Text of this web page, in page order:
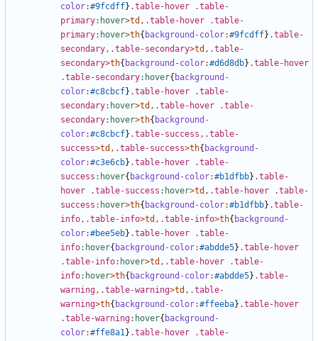
color:#9fcdff} .table-hover
.table-
primary:hover>td , .table-hover
.table-
primary:hover>th{ background-color:#9fcdff} .table-
secondary, .table-secondary>td , .table-
secondary>th{ background-color:#d6d8db} .table-hover
.table-secondary:hover{ background-
color:#c8cbcf} .table-hover
.table-
secondary:hover>td , .table-hover
.table-
secondary:hover>th{ background-
color:#c8cbcf} .table-success , .table-
success>td , .table-success>th{ background-
color:#c3e6cb} .table-hover
.table-
success :hover{ background-color:#b1dfbb} .table-
hover
.table-success :hover>td , .table-hover
.table-
success :hover>th{ background-color:#b1dfbb} .table-
info, .table-info>td , .table-info>th{ background-
color:#bee5eb} .table-hover
.table-
info:hover{ background-color:#abdde5} .table-hover
.table-info:hover>td , .table-hover
.table-
info:hover>th{ background-color:#abdde5} .table-
warning, .table-warning>td , .table-
warning>th{ background-color:#ffeeba} .table-hover
.table-warning:hover{ background-
color:#ffe8a1} .table-hover
.table-